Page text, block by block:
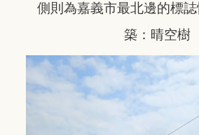
側則為嘉義市最北邊的標
築：晴空樹